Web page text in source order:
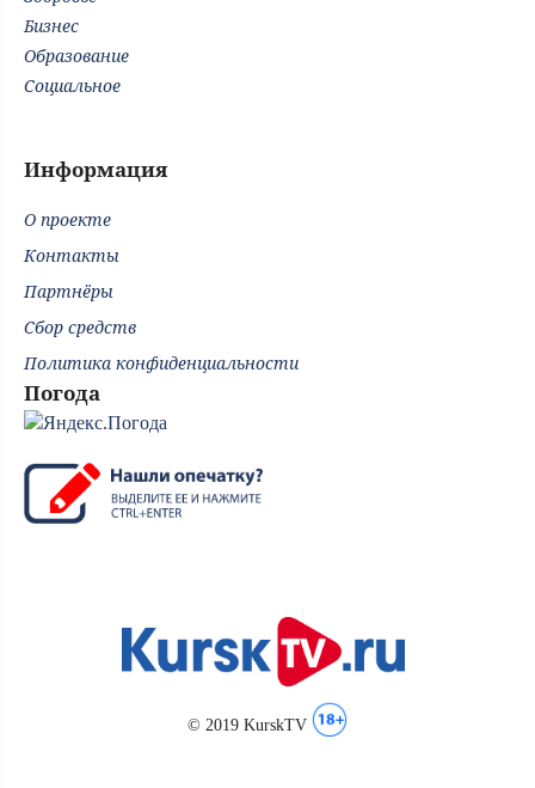
Бизнес
Образование
Социальное
Информация
О проекте
Контакты
Партнёры
Сбор средств
Политика конфиденциальности
Погода
© 2019 KurskTV